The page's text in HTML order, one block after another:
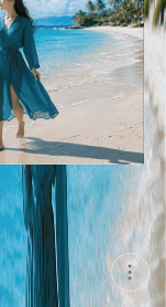
현
재